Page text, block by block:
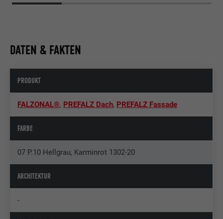
DATEN & FAKTEN
PRODUKT
FALZONAL®, PREFALZ Dach, PREFALZ Fassade
FARBE
07 P.10 Hellgrau, Karminrot 1302-20
ARCHITEKTUR
-